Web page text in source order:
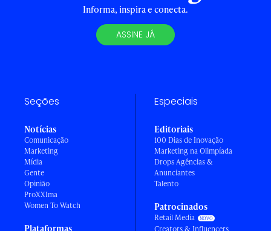
Informa, inspira e conecta.
ASSINE JÁ
Seções
Notícias
Comunicação
Marketing
Mídia
Gente
Opinião
ProXXIma
Women To Watch
Plataformas
Especiais
Editoriais
100 Dias de Inovação
Marketing na Olimpíada
Drops Agências &
Anunciantes
Talento
Patrocinados
Retail Media